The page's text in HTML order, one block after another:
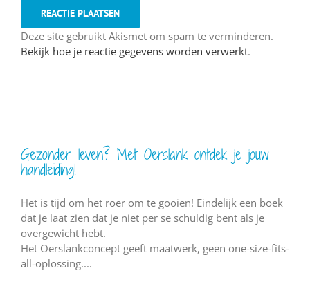
Deze site gebruikt Akismet om spam te verminderen.
Bekijk hoe je reactie gegevens worden verwerkt.
Gezonder leven? Met Oerslank ontdek je jouw
handleiding!
Het is tijd om het roer om te gooien! Eindelijk een boek
dat je laat zien dat je niet per se schuldig bent als je
overgewicht hebt.
Het Oerslankconcept geeft maatwerk, geen one-size-fits-
all-oplossing....